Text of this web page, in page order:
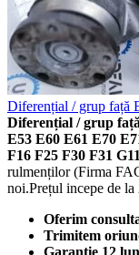
Diferențial / grup față
Diferențial / grup
E53 E60 E61 E70
F16 F25 F30 F31
rulmenților (Firma
noi.Prețul incepe de
Oferim
Trimitem